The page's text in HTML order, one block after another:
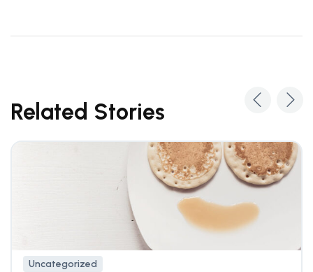
Related Stories
Uncategorized